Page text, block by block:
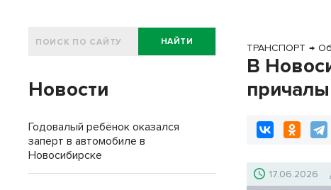
ТРАНСПОРТ →
В
17.06.2026
НАЙТИ
Новости
Годовалый ребёнок оказался
заперт в автомобиле в
Новосибирске